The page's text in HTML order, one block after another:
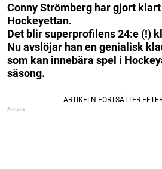
Conny Strömberg har gjort
Hockeyettan.
Det blir superprofilens 24:e (!)
Nu avslöjar han en genialisk
som kan innebära spel i
säsong.